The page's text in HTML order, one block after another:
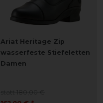
Ariat Heritage Zip
wasserfeste Stiefeletten
Damen